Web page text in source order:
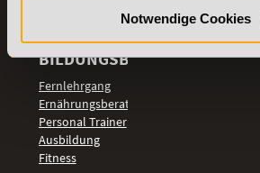
Notwendige Cookies
BILDUNGSBEREICHE
Fernlehrgang
Ernährungsberater
Personal Trainer
Ausbildung
Fitness